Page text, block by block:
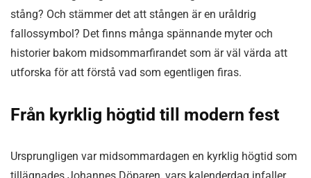
stång? Och stämmer det att stången är en uråldrig
fallossymbol? Det finns många spännande myter och
historier bakom midsommarfirandet som är väl värda att
utforska för att förstå vad som egentligen firas.
Från kyrklig högtid till modern fest
Ursprungligen var midsommardagen en kyrklig högtid som